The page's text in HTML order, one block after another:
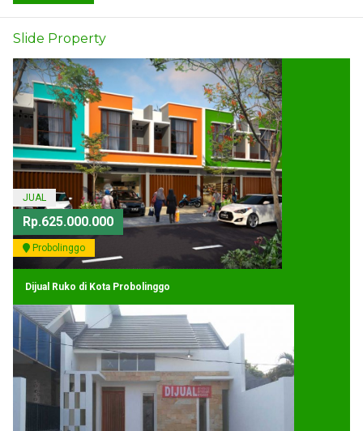
Slide Property
JUAL
Rp.625.000.000
Probolinggo
Dijual Ruko di Kota Probolinggo